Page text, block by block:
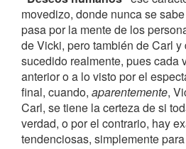
movedizo, donde nunca se
pasa por la mente de los
de Vicki, pero también de Carl
sucedido realmente, pues cada
anterior o a lo visto por el
final, cuando, aparentemente,
Carl, se tiene la certeza de si
verdad, o por el contrario, hay
tendenciosas, simplemente